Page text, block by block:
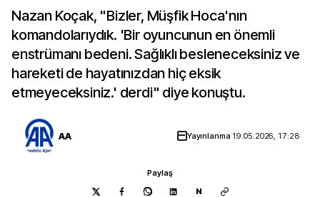
Nazan Koçak, "Bizler, Müşfik Hoca'nın
komandolarıydık. 'Bir oyuncunun en önemli
enstrümanı bedeni. Sağlıklı besleneceksiniz ve
hareketi de hayatınızdan hiç eksik
etmeyeceksiniz.' derdi" diye konuştu.
AA Yayınlanma 19.05.2026, 17:28
Paylaş
N